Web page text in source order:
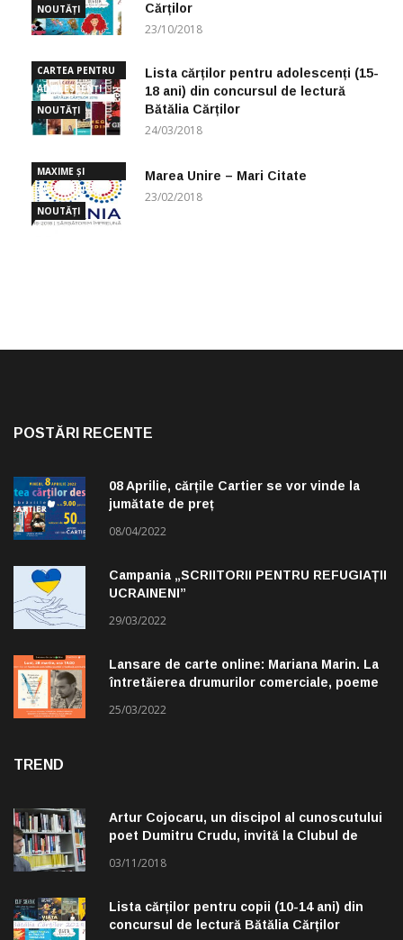
NOUTĂȚI
Cărților
23/10/2018
CARTEA PENTRU
ADOLESCENȚI
NOUTĂȚI
Lista cărților pentru adolescenți (15-
18 ani) din concursul de lectură
Bătălia Cărților
24/03/2018
MAXIME ȘI
CUGETĂRI
NOUTĂȚI
Marea Unire – Mari Citate
23/02/2018
POSTĂRI RECENTE
08 Aprilie, cărțile Cartier se vor vinde la
jumătate de preț
08/04/2022
Campania „SCRIITORII PENTRU REFUGIAȚII
UCRAINENI”
29/03/2022
Lansare de carte online: Mariana Marin. La
întretăierea drumurilor comerciale, poeme
25/03/2022
TREND
Artur Cojocaru, un discipol al cunoscutului
poet Dumitru Crudu, invită la Clubul de
03/11/2018
Lista cărților pentru copii (10-14 ani) din
concursul de lectură Bătălia Cărților